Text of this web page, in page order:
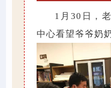
1月30日，
中心看望爷爷奶奶